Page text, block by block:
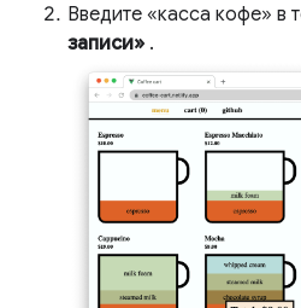
Введите «касса кофе» в
записи» .